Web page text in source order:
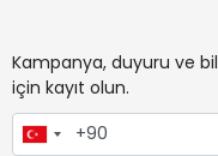
Kampanya, duyuru ve
için kayıt olun.